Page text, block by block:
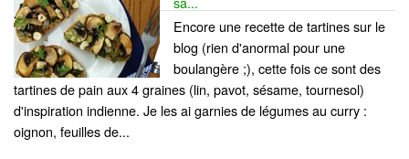
Encore une recette de tartines sur le
blog (rien d'anormal pour une
boulangère ;), cette fois ce sont des
tartines de pain aux 4 graines (lin, pavot, sésame, tournesol)
d'inspiration indienne. Je les ai garnies de légumes au curry :
oignon, feuilles de...